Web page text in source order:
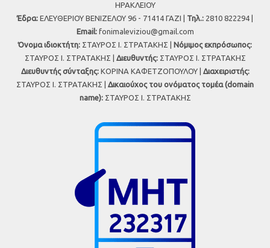
ΗΡΑΚΛΕΙΟΥ
Έδρα: ΕΛΕΥΘΕΡΙΟΥ ΒΕΝΙΖΕΛΟΥ 96 - 71414 ΓΑΖΙ | Τηλ.: 2810 822294 |
Εmail: fonimaleviziou@gmail.com
Όνομα ιδιοκτήτη: ΣΤΑΥΡΟΣ Ι. ΣΤΡΑΤΑΚΗΣ | Νόμιμος εκπρόσωπος:
ΣΤΑΥΡΟΣ Ι. ΣΤΡΑΤΑΚΗΣ | Διευθυντής:ΣΤΑΥΡΟΣ Ι. ΣΤΡΑΤΑΚΗΣ
Διευθυντής σύνταξης:ΚΟΡΙΝΑ ΚΑΦΕΤΖΟΠΟΥΛΟΥ | Διαχειριστής:
ΣΤΑΥΡΟΣ Ι. ΣΤΡΑΤΑΚΗΣ | Δικαιούχος του ονόματος τομέα (domain
name):ΣΤΑΥΡΟΣ Ι. ΣΤΡΑΤΑΚΗΣ